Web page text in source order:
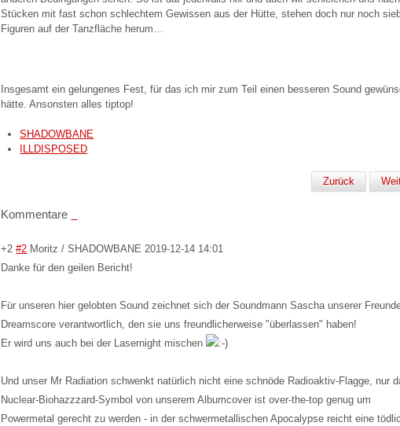
Stücken mit fast schon schlechtem Gewissen aus der Hütte, stehen doch nur noch
Figuren auf der Tanzfläche herum…
Insgesamt ein gelungenes Fest, für das ich mir zum Teil einen besseren Sound
hätte. Ansonsten alles tiptop!
SHADOWBANE
ILLDISPOSED
Zurück
Kommentare
+2 #2 Moritz / SHADOWBANE 2019-12-14 14:01
Danke für den geilen Bericht!
Für unseren hier gelobten Sound zeichnet sich der Soundmann Sascha unserer
Dreamscore verantwortlich, den sie uns freundlicherweise "überlassen" haben!
Er wird uns auch bei der Lasernight mischen
Und unser Mr Radiation schwenkt natürlich nicht eine schnöde Radioaktiv-Flagge, nur
Nuclear-Biohazzzard-Symbol von unserem Albumcover ist over-the-top genug um
Powermetal gerecht zu werden - in der schwermetallischen Apocalypse reicht eine